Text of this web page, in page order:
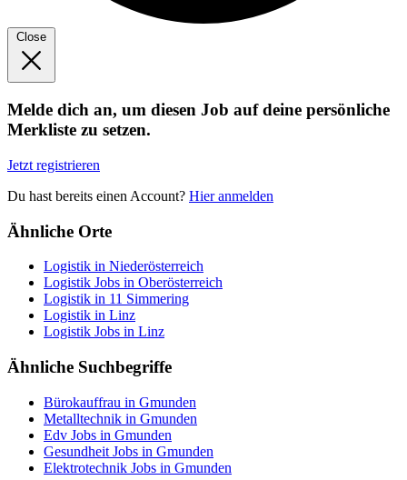
Close
Melde dich an, um diesen Job auf deine persönliche
Merkliste zu setzen.
Jetzt registrieren
Du hast bereits einen Account? Hier anmelden
Ähnliche Orte
Logistik in Niederösterreich
Logistik Jobs in Oberösterreich
Logistik in 11 Simmering
Logistik in Linz
Logistik Jobs in Linz
Ähnliche Suchbegriffe
Bürokauffrau in Gmunden
Metalltechnik in Gmunden
Edv Jobs in Gmunden
Gesundheit Jobs in Gmunden
Elektrotechnik Jobs in Gmunden